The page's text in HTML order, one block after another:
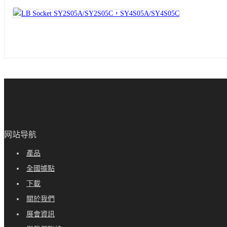
网站导航
產品
全國據點
下載
關於我們
展會資訊